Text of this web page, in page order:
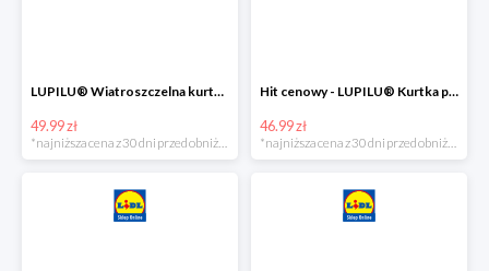
LUPILU® Wiatroszczelna kurtka dziecięca softshell, 1 sztuka
49.99 zł
Hit cenowy - LUPILU® Kurtka przeciwdeszczowa dziewczęca, 1 sztuka
46.99 zł